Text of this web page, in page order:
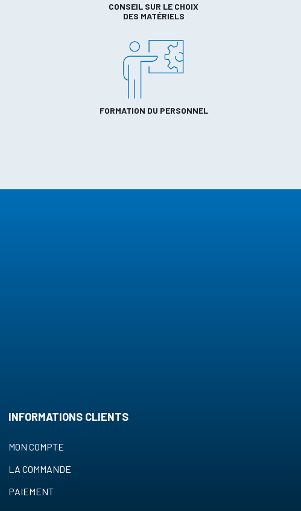
CONSEIL SUR LE CHOIX
DES MATÉRIELS
FORMATION DU PERSONNEL
INFORMATIONS CLIENTS
MON COMPTE
LA COMMANDE
PAIEMENT